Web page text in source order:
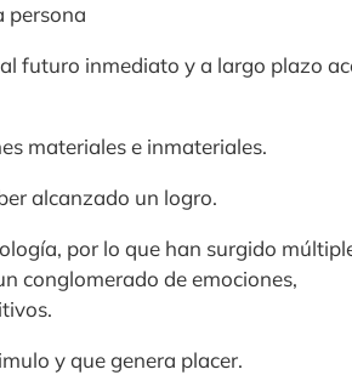
persona
futuro inmediato y a largo plazo
materiales e inmateriales.
alcanzado un logro.
por lo que han surgido
conglomerado de emociones,
y que genera placer.